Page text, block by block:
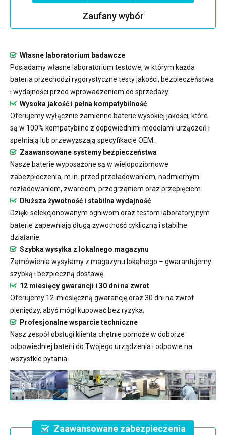
Zaufany wybór
Własne laboratorium badawcze
Posiadamy własne laboratorium testowe, w którym każda
bateria przechodzi rygorystyczne testy jakości, bezpieczeństwa
i wydajności przed wprowadzeniem do sprzedaży.
Wysoka jakość i pełna kompatybilność
Oferujemy wyłącznie zamienne baterie wysokiej jakości, które
są w 100% kompatybilne z odpowiednimi modelami urządzeń i
spełniają lub przewyższają specyfikacje OEM.
Zaawansowane systemy bezpieczeństwa
Nasze baterie wyposażone są w wielopoziomowe
zabezpieczenia, m.in. przed przeładowaniem, nadmiernym
rozładowaniem, zwarciem, przegrzaniem oraz przepięciem.
Dłuższa żywotność i stabilna wydajność
Dzięki selekcjonowanym ogniwom oraz testom laboratoryjnym
baterie zapewniają długą żywotność cykliczną i stabilne
działanie.
Szybka wysyłka z lokalnego magazynu
Zamówienia wysyłamy z magazynu lokalnego – gwarantujemy
szybką i bezpieczną dostawę.
12 miesięcy gwarancji i 30 dni na zwrot
Oferujemy 12-miesięczną gwarancję oraz 30 dni na zwrot
pieniędzy, abyś mógł kupować bez ryzyka.
Profesjonalne wsparcie techniczne
Nasz zespół obsługi klienta chętnie pomoże w doborze
odpowiedniej baterii do Twojego urządzenia i odpowie na
wszystkie pytania.
Zaawansowane zabezpieczenia